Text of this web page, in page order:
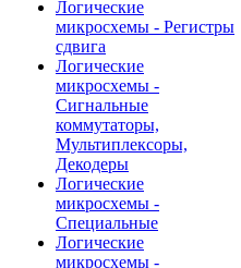
Логические
микросхемы - Регистры
сдвига
Логические
микросхемы -
Сигнальные
коммутаторы,
Мультиплексоры,
Декодеры
Логические
микросхемы -
Специальные
Логические
микросхемы -